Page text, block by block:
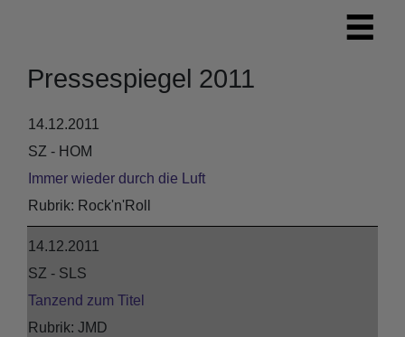
Pressespiegel 2011
14.12.2011
SZ - HOM
Immer wieder durch die Luft
Rock'n'Roll
14.12.2011
SZ - SLS
Tanzend zum Titel
JMD